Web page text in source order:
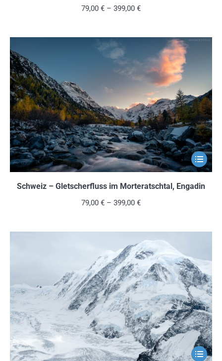
gewählt
werden
79,00 € – 399,00 €
Dieses
Produkt
weist
Optionen
können
auf
der
gewählt
werden
Schweiz – Gletscherfluss im Morteratschtal, Engadin
79,00 € – 399,00 €
Dieses